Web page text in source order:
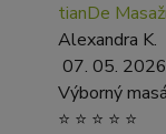
tianDe
Alexandra K.
07. 05.
Výborný
⭐ ⭐ ⭐ ⭐ ⭐